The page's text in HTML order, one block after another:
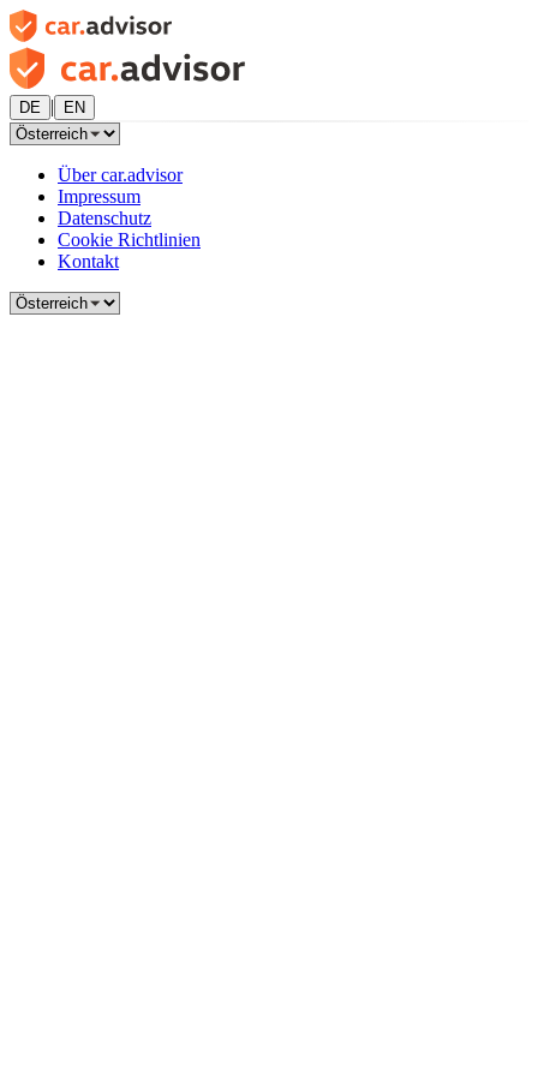
DE | EN
Über car.advisor
Impressum
Datenschutz
Cookie Richtlinien
Kontakt